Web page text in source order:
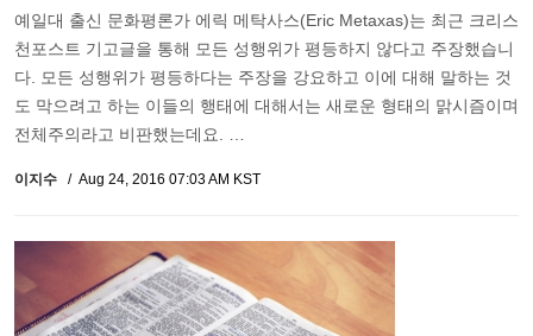
예일대 출신 문화평론가 에릭 메탁사스(Eric Metaxas)는 최근 크리스
천포스트 기고글을 통해 모든 성행위가 평등하지 않다고 주장했습니
다. 모든 성행위가 평등하다는 주장을 강요하고 이에 대해 말하는 것
도 막으려고 하는 이들의 행태에 대해서는 새로운 형태의 맑시즘이며
전체주의라고 비판했는데요. …
이지수 Aug 24, 2016 07:03 AM KST